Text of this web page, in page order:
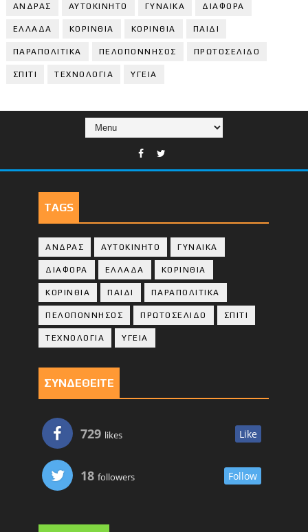
ΑΝΔΡΑΣ ΑΥΤΟΚΙΝΗΤΟ ΓΥΝΑΙΚΑ ΔΙΑΦΟΡΑ
ΕΛΛΑΔΑ ΚΟΡΙΝΘΙΑ ΚΟΡΙΝΘΙA ΠΑΙΔΙ
ΠΑΡΑΠΟΛΙΤΙΚΑ ΠΕΛΟΠΟΝΝΗΣΟΣ ΠΡΩΤΟΣΕΛΙΔΟ
ΣΠΙΤΙ ΤΕΧΝΟΛΟΓΙΑ ΥΓΕΙΑ
TAGS
ΑΝΔΡΑΣ ΑΥΤΟΚΙΝΗΤΟ ΓΥΝΑΙΚΑ
ΔΙΑΦΟΡΑ ΕΛΛΑΔΑ ΚΟΡΙΝΘΙΑ
ΚΟΡΙΝΘΙA ΠΑΙΔΙ ΠΑΡΑΠΟΛΙΤΙΚΑ
ΠΕΛΟΠΟΝΝΗΣΟΣ ΠΡΩΤΟΣΕΛΙΔΟ ΣΠΙΤΙ
ΤΕΧΝΟΛΟΓΙΑ ΥΓΕΙΑ
ΣΥΝΔΕΘΕΙΤΕ
729 likes Like
18 followers Follow